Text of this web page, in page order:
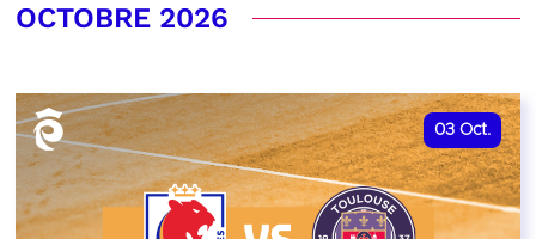
OCTOBRE 2026
03 Oct.